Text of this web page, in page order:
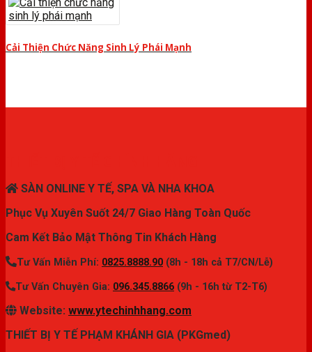
Cải Thiện Chức Năng Sinh Lý Phái Mạnh
SÀN ONLINE Y TẾ, SPA VÀ NHA KHOA
Phục Vụ Xuyên Suốt 24/7 Giao Hàng Toàn Quốc
Cam Kết Bảo Mật Thông Tin Khách Hàng
Tư Vấn Miễn Phí: 0825.8888.90 (8h - 18h cả T7/CN/Lễ)
Tư Vấn Chuyên Gia: 096.345.8866 (9h - 16h từ T2-T6)
Website: www.ytechinhhang.com
THIẾT BỊ Y TẾ PHẠM KHÁNH GIA (PKGmed)